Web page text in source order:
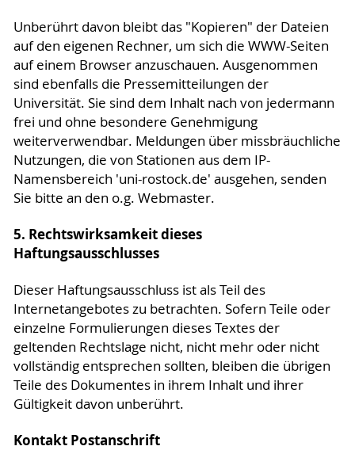
Unberührt davon bleibt das "Kopieren" der Dateien
auf den eigenen Rechner, um sich die WWW-Seiten
auf einem Browser anzuschauen. Ausgenommen
sind ebenfalls die Pressemitteilungen der
Universität. Sie sind dem Inhalt nach von jedermann
frei und ohne besondere Genehmigung
weiterverwendbar. Meldungen über missbräuchliche
Nutzungen, die von Stationen aus dem IP-
Namensbereich 'uni-rostock.de' ausgehen, senden
Sie bitte an den o.g. Webmaster.
5. Rechtswirksamkeit dieses
Haftungsausschlusses
Dieser Haftungsausschluss ist als Teil des
Internetangebotes zu betrachten. Sofern Teile oder
einzelne Formulierungen dieses Textes der
geltenden Rechtslage nicht, nicht mehr oder nicht
vollständig entsprechen sollten, bleiben die übrigen
Teile des Dokumentes in ihrem Inhalt und ihrer
Gültigkeit davon unberührt.
Kontakt Postanschrift